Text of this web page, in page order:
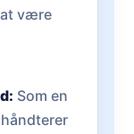
være
Som en